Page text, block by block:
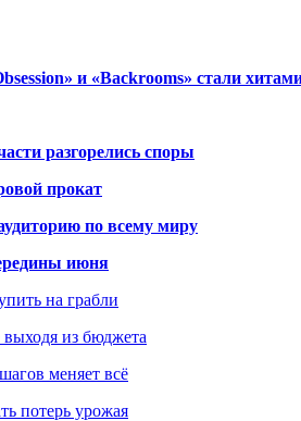
и «Backrooms» стали
разгорелись споры
прокат
по всему миру
июня
на грабли
выходя из бюджета
меняет всё
потерь урожая